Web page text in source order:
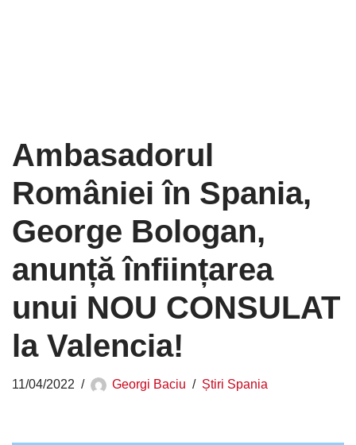
Ambasadorul
României în Spania,
George Bologan,
anunță înființarea
unui NOU CONSULAT
la Valencia!
11/04/2022 Georgi Baciu Știri Spania